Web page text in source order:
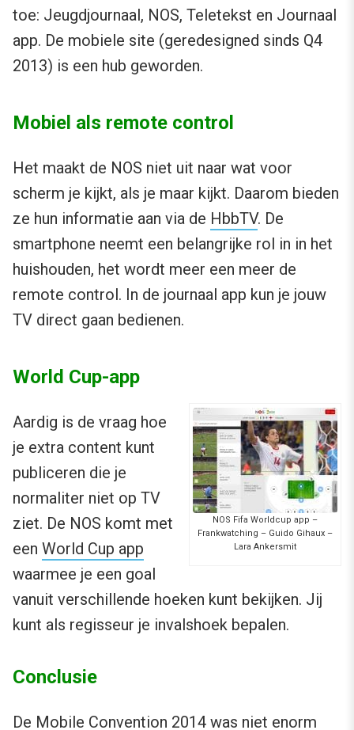
toe: Jeugdjournaal, NOS, Teletekst en Journaal
app. De mobiele site (geredesigned sinds Q4
2013) is een hub geworden.
Mobiel als remote control
Het maakt de NOS niet uit naar wat voor
scherm je kijkt, als je maar kijkt. Daarom bieden
ze hun informatie aan via de HbbTV. De
smartphone neemt een belangrijke rol in in het
huishouden, het wordt meer een meer de
remote control. In de journaal app kun je jouw
TV direct gaan bedienen.
World Cup-app
NOS Fifa Worldcup app –
Frankwatching – Guido Gihaux –
Lara Ankersmit
Aardig is de vraag hoe
je extra content kunt
publiceren die je
normaliter niet op TV
ziet. De NOS komt met
een World Cup app
waarmee je een goal
vanuit verschillende hoeken kunt bekijken. Jij
kunt als regisseur je invalshoek bepalen.
Conclusie
De Mobile Convention 2014 was niet enorm